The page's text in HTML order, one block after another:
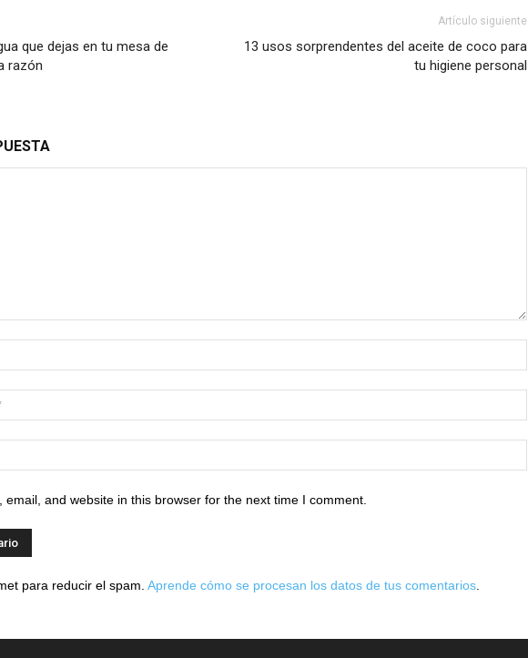
que dejas en tu mesa de
razón
Artículo siguiente
13 usos sorprendentes del aceite de coco para
tu higiene personal
email, and website in this browser for the next time I comment.
para reducir el spam. Aprende cómo se procesan los datos de tus comentarios